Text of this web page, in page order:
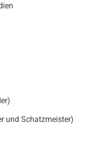
und Schatzmeister)